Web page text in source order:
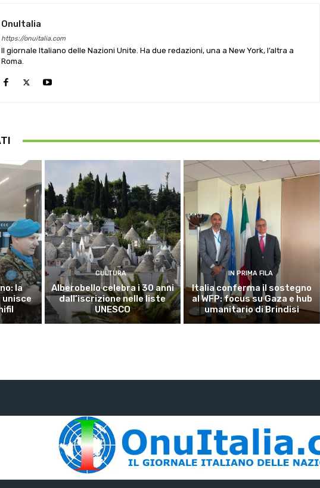
OnuItalia
https://onuitalia.com
Il giornale Italiano delle Nazioni Unite. Ha due redazioni, una a New York, l’altra a
Roma.
la
unisce
CULTURA
Alberobello celebra i 30 anni
dall’iscrizione nelle liste
UNESCO
IN PRIMA FILA
Italia conferma il sostegno
al WFP: focus su Gaza e hub
umanitario di Brindisi